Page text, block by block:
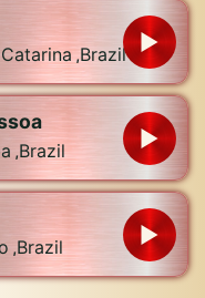
,Brazil
,Brazil
,Brazil